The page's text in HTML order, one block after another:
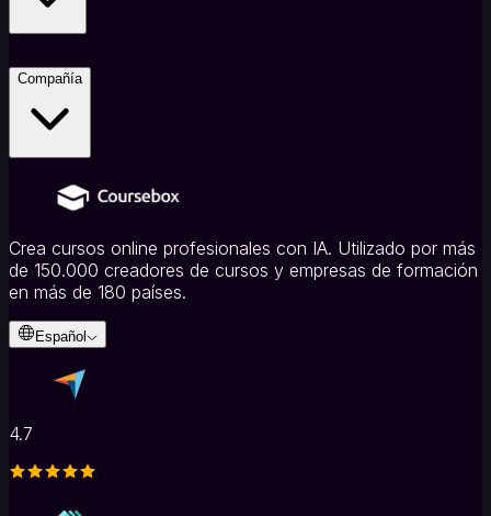
Compañía
Crea cursos online profesionales con IA. Utilizado por más
de 150.000 creadores de cursos y empresas de formación
en más de 180 países.
Español
4.7